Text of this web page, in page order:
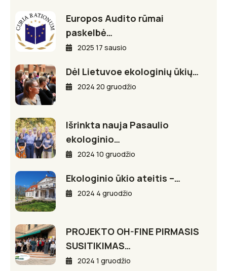
Europos Audito rūmai
paskelbė…
2025 17 sausio
Dėl Lietuvoe ekologinių ūkių…
2024 20 gruodžio
Išrinkta nauja Pasaulio
ekologinio…
2024 10 gruodžio
Ekologinio ūkio ateitis –…
2024 4 gruodžio
PROJEKTO OH-FINE PIRMASIS
SUSITIKIMAS…
2024 1 gruodžio